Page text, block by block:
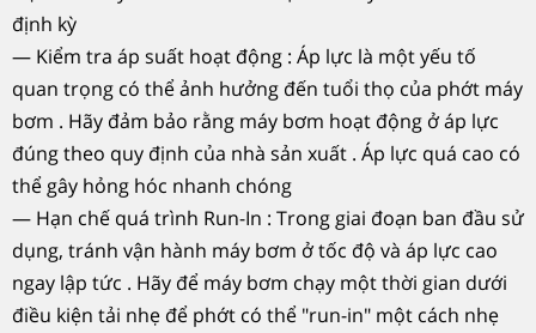
định kỳ
— Kiểm tra áp suất hoạt động : Áp lực là một yếu tố
quan trọng có thể ảnh hưởng đến tuổi thọ của phớt máy
bơm . Hãy đảm bảo rằng máy bơm hoạt động ở áp lực
đúng theo quy định của nhà sản xuất . Áp lực quá cao có
thể gây hỏng hóc nhanh chóng
— Hạn chế quá trình Run-In : Trong giai đoạn ban đầu sử
dụng, tránh vận hành máy bơm ở tốc độ và áp lực cao
ngay lập tức . Hãy để máy bơm chạy một thời gian dưới
điều kiện tải nhẹ để phớt có thể "run-in" một cách nhẹ